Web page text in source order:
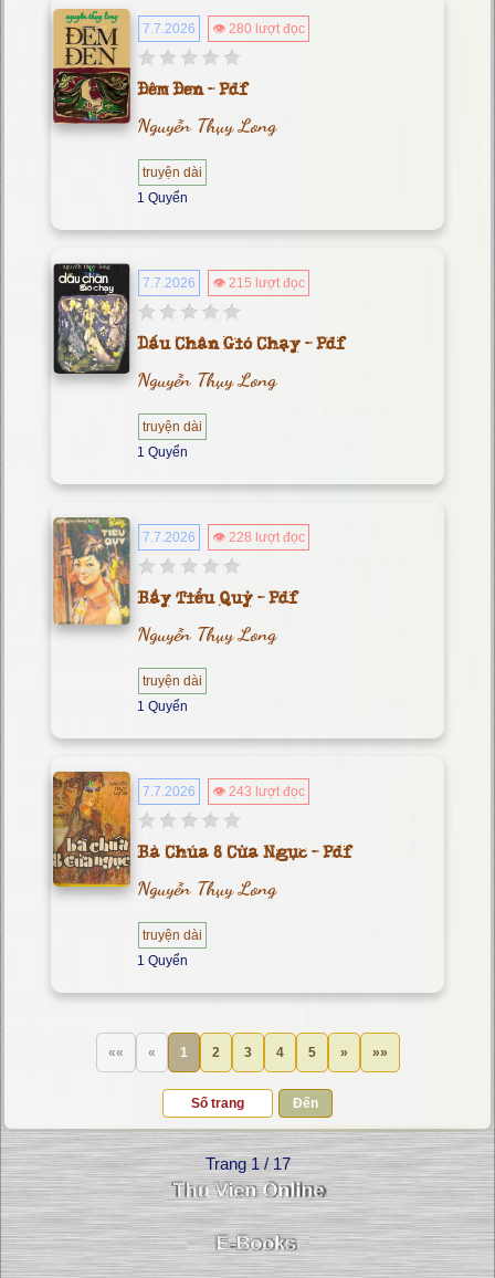
7.7.2026 👁 280 lượt đọc
Đêm Đen - Pdf
Nguyễn Thụy Long
truyện dài
1 Quyển
7.7.2026 👁 215 lượt đọc
Dấu Chân Gió Chạy - Pdf
Nguyễn Thụy Long
truyện dài
1 Quyển
7.7.2026 👁 228 lượt đọc
Bầy Tiểu Quỷ - Pdf
Nguyễn Thụy Long
truyện dài
1 Quyển
7.7.2026 👁 243 lượt đọc
Bà Chúa 8 Cửa Ngục - Pdf
Nguyễn Thụy Long
truyện dài
1 Quyển
«« « 1 2 3 4 5 » »»
Đến
Trang 1 / 17